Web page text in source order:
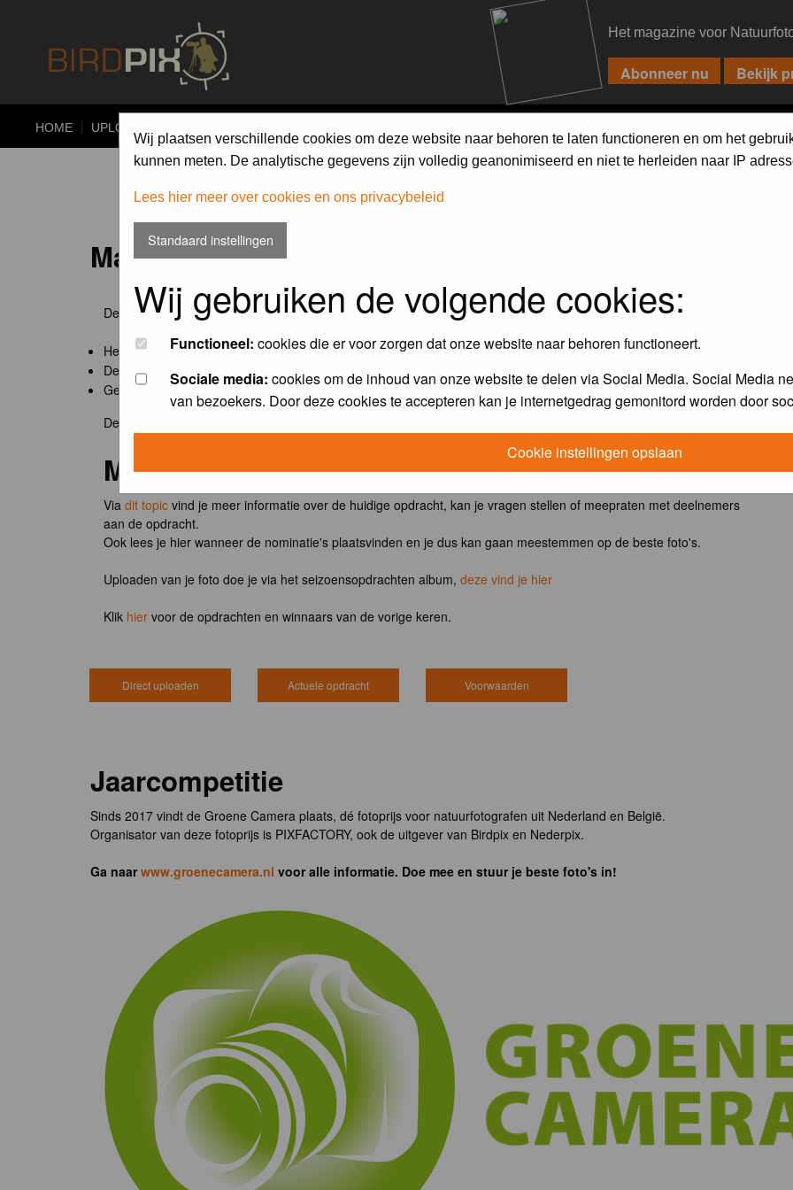
Het magazine voor
HOME UPLOAD
Wij plaatsen verschillende cookies om deze website naar behoren te laten functioneren en om het
kunnen meten. De analytische gegevens zijn volledig geanonimiseerd en niet te herleiden naar IP
Lees hier meer over cookies en ons privacybeleid
Standaard instellingen
Wij gebruiken de volgende cookies:
Functioneel: cookies die er voor zorgen dat onze website naar behoren functioneert.
Sociale media: cookies om de inhoud van onze website te delen via Social Media. Social Media
van bezoekers. Door deze cookies te accepteren kan je internetgedrag gemonitord worden door
Cookie instellingen opslaan
Maandopdracht 'lentekriebels'
De maandopdracht van Birdpix is een competitie voor en door de Birdpix fotografen community:
Het onderwerp van de opdracht wordt bepaald door de winnaar van de laatste maandopdracht
De community nomineert de winnaar.
Geregistreerde gebruikers van Birdpix kunnen onderdeze voorwaardendeelnemen.
De winnaar van de maandopdracht 'lentekriebels' ontvangt het boek
Meedoen?
Via dit topic vind je meer informatie over de huidige opdracht, kan je vragen stellen of meepraten met deelnemers
aan de opdracht.
Ook lees je hier wanneer de nominatie's plaatsvinden en je dus kan gaan meestemmen op de beste foto's.
Uploaden van je foto doe je via het seizoensopdrachten album, deze vind je hier
Klik hier voor de opdrachten en winnaars van de vorige keren.
Direct uploaden Actuele opdracht Voorwaarden
Jaarcompetitie
Sinds 2017 vindt de Groene Camera plaats, dé fotoprijs voor natuurfotografen uit Nederland en België.
Organisator van deze fotoprijs is PIXFACTORY, ook de uitgever van Birdpix en Nederpix.
Ga naarwww.groenecamera.nl voor alle informatie. Doe mee en stuur je beste foto's in!